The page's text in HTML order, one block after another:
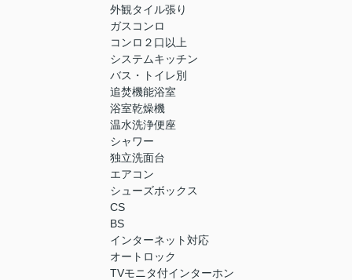
外観タイル張り
ガスコンロ
コンロ２口以上
システムキッチン
バス・トイレ別
追焚機能浴室
浴室乾燥機
温水洗浄便座
シャワー
独立洗面台
エアコン
シューズボックス
CS
BS
インターネット対応
オートロック
TVモニタ付インターホン